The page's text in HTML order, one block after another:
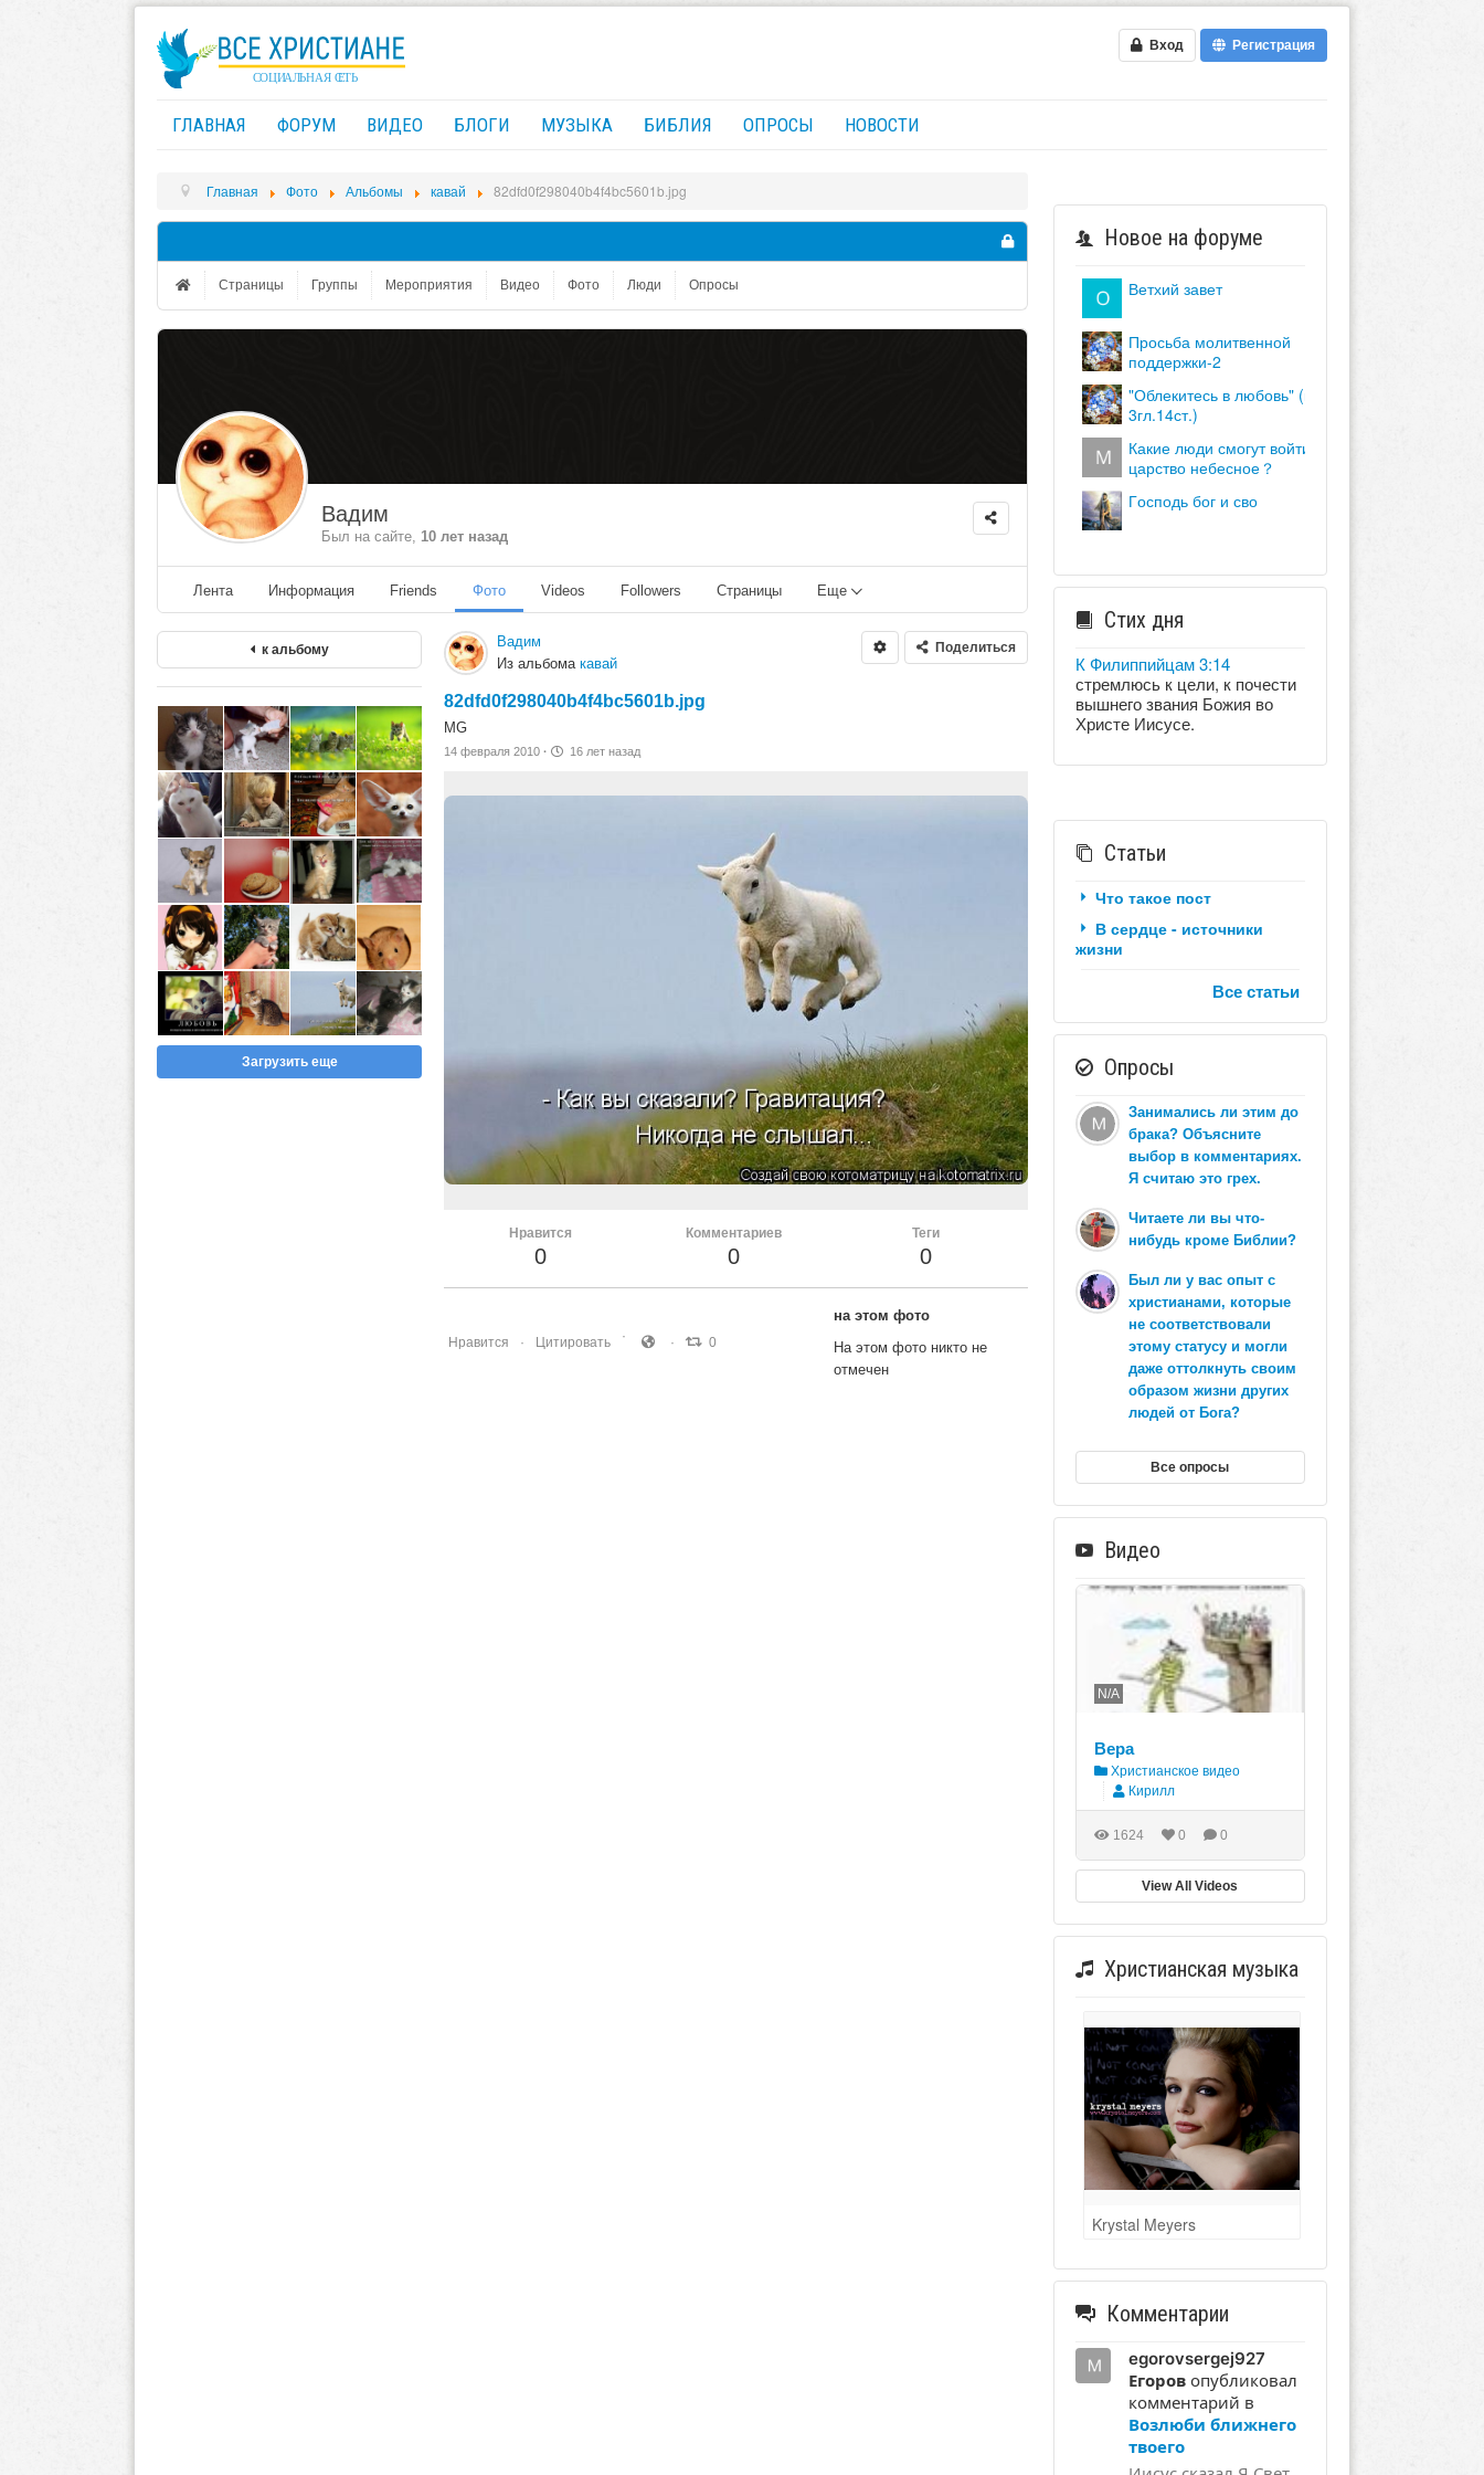
Вход Регистрация
ГЛАВНАЯ ФОРУМ ВИДЕО БЛОГИ МУЗЫКА БИБЛИЯ ОПРОСЫ НОВОСТИ
Главная Фото Альбомы кавай 82dfd0f298040b4f4bc5601b.jpg
Страницы Группы Мероприятия Видео Фото Люди Опросы
Вадим
Был на сайте, 10 лет назад
Лента Информация Friends Фото Videos Followers Страницы Еще
к альбому
Загрузить еще
Вадим
Из альбома кавай
Поделиться
82dfd0f298040b4f4bc5601b.jpg
MG
14 февраля 2010 · 16 лет назад
Нравится
0
Комментариев
0
Теги
0
Нравится Цитировать 0
на этом фото
На этом фото никто не
отмечен
Новое на форуме
ветхий завет
просьба молитвенной
поддержки-2
"облекитесь в любовь" (кол.
3гл.14ст.)
какие люди смогут войти в
царство небесное？
господь бог и сво
Стих дня
К Филиппийцам 3:14
стремлюсь к цели, к почести
вышнего звания Божия во
Христе Иисусе.
Статьи
Что такое пост
В сердце - источники
жизни
Все статьи
Опросы
Занимались ли этим до
брака? Объясните
выбор в комментариях.
Я считаю это грех.
Читаете ли вы что-
нибудь кроме Библии?
Был ли у вас опыт с
христианами, которые
не соответствовали
этому статусу и могли
даже оттолкнуть своим
образом жизни других
людей от Бога?
Все опросы
Видео
N/A
Bepa
Христианское видео
Кирилл
1624 0 0
View All Videos
Христианская музыка
Krystal Meyers
Комментарии
egorovsergej927
Егоровопубликовал
комментарий в
Возлюби ближнего
твоего